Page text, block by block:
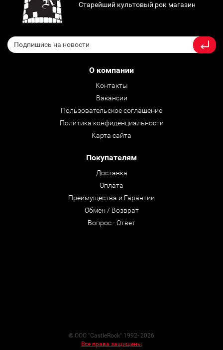
Старейший культовый рок магазин
О компании
Контакты
Вакансии
Пользовательское соглашение
Политика конфиденциальности
Карта сайта
Покупателям
Доставка
Оплата
Преимущества и Гарантии
Обмен / Возврат
Вопрос - Ответ
© ООО "CastleRock" 1992- 2026
Все права защищены